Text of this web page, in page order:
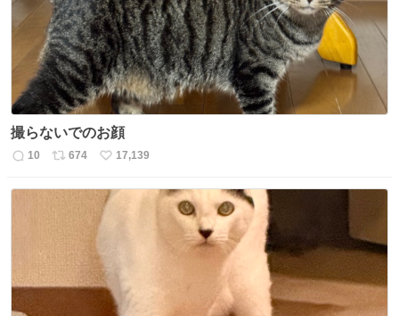
数
撮らないでのお顔
返
10
リ
ス
数
674
い
ね
数
17,139